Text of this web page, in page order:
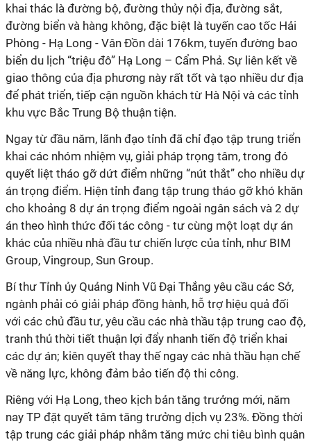
khai thác là đường bộ, đường thủy nội địa, đường sắt,
đường biển và hàng không, đặc biệt là tuyến cao tốc Hải
Phòng - Hạ Long - Vân Đồn dài 176km, tuyến đường bao
biển du lịch “triệu đô” Hạ Long – Cẩm Phả. Sự liên kết về
giao thông của địa phương này rất tốt và tạo nhiều dư địa
để phát triển, tiếp cận nguồn khách từ Hà Nội và các tỉnh
khu vực Bắc Trung Bộ thuận tiện.
Ngay từ đầu năm, lãnh đạo tỉnh đã chỉ đạo tập trung triển
khai các nhóm nhiệm vụ, giải pháp trọng tâm, trong đó
quyết liệt tháo gỡ dứt điểm những “nút thắt” cho nhiều dự
án trọng điểm. Hiện tỉnh đang tập trung tháo gỡ khó khăn
cho khoảng 8 dự án trọng điểm ngoài ngân sách và 2 dự
án theo hình thức đối tác công - tư cùng một loạt dự án
khác của nhiều nhà đầu tư chiến lược của tỉnh, như BIM
Group, Vingroup, Sun Group.
Bí thư Tỉnh ủy Quảng Ninh Vũ Đại Thắng yêu cầu các Sở,
ngành phải có giải pháp đồng hành, hỗ trợ hiệu quả đối
với các chủ đầu tư, yêu cầu các nhà thầu tập trung cao độ,
tranh thủ thời tiết thuận lợi đẩy nhanh tiến độ triển khai
các dự án; kiên quyết thay thế ngay các nhà thầu hạn chế
về năng lực, không đảm bảo tiến độ thi công.
Riêng với Hạ Long, theo kịch bản tăng trưởng mới, năm
nay TP đặt quyết tâm tăng trưởng dịch vụ 23%. Đồng thời
tập trung các giải pháp nhằm tăng mức chi tiêu bình quân